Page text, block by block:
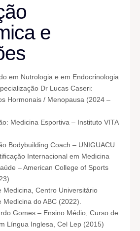
e
em Nutrologia e em Endocrinologia
Dr Lucas Caseri:
Hormonais / Menopausa (2024 –
Medicina Esportiva – Instituto VITA
Bodybuilding Coach – UNIGUACU
Internacional em Medicina
– American College of Sports
Medicina, Centro Universitário
Medicina do ABC (2022).
Gomes – Ensino Médio, Curso de
Língua Inglesa, Cel Lep (2015)